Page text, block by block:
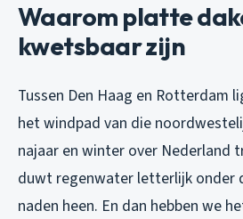
Waarom platte
kwetsbaar zijn
Tussen Den Haag en Rotterdam
het windpad van die
najaar en winter over Nederland
duwt regenwater letterlijk onder
naden heen. En dan hebben we